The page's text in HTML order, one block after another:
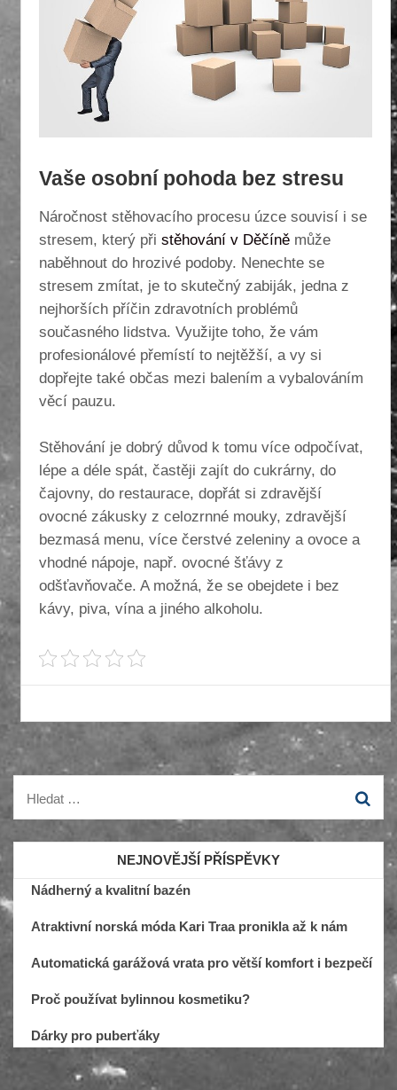
Vaše osobní pohoda bez stresu
Náročnost stěhovacího procesu úzce souvisí i se
stresem, který při stěhování v Děčíně může
naběhnout do hrozivé podoby. Nenechte se
stresem zmítat, je to skutečný zabiják, jedna z
nejhorších příčin zdravotních problémů
současného lidstva. Využijte toho, že vám
profesionálové přemístí to nejtěžší, a vy si
dopřejte také občas mezi balením a vybalováním
věcí pauzu.
Stěhování je dobrý důvod k tomu více odpočívat,
lépe a déle spát, častěji zajít do cukrárny, do
čajovny, do restaurace, dopřát si zdravější
ovocné zákusky z celozrnné mouky, zdravější
bezmasá menu, více čerstvé zeleniny a ovoce a
vhodné nápoje, např. ovocné šťávy z
odšťavňovače. A možná, že se obejdete i bez
kávy, piva, vína a jiného alkoholu.
Vyhledávání
NEJNOVĚJŠÍ PŘÍSPĚVKY
Nádherný a kvalitní bazén
Atraktivní norská móda Kari Traa pronikla až k nám
Automatická garážová vrata pro větší komfort i bezpečí
Proč používat bylinnou kosmetiku?
Dárky pro puberťáky